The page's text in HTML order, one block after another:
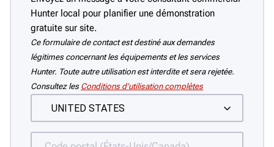
Hunter local pour planifier une démonstration
gratuite sur site.
Ce formulaire de contact est destiné aux demandes
légitimes concernant les équipements et les services
Hunter. Toute autre utilisation est interdite et sera rejetée.
Consultez les Conditions d’utilisation complètes